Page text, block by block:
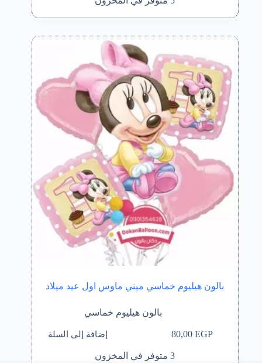
بالون هيليوم خماسي ميني ماوس اول عيد ميلاد
بالون هيليوم خماسي
80,00EGP إضافة إلى السلة
3 متوفر في المخزون